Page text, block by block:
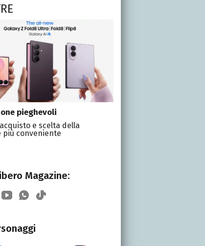
pieghevoli
e scelta della
più conveniente
Magazine: